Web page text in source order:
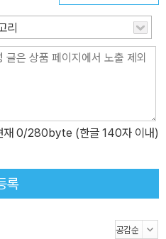
현하기 위한 세부 데생(손발 그리
일러스트 인체 포즈집, 사진을 보
비법(캐릭터 디자인 견본첩), 그리
명력을 불어넣는 일러스트 테크
터가 존재하는
크닉(컬러 테크닉, 코픽 마커 컬
) 분야, 애니메이션의 원리를 한눈
우 애니메이션)까지 담고 있어 만
리
재 0/280byte (한글 140자 이내)
록